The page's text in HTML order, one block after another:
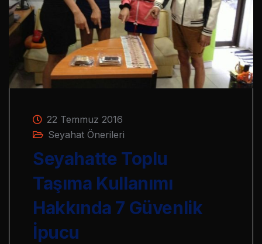
22 Temmuz 2016
Seyahat Önerileri
Seyahatte Toplu
Taşıma Kullanımı
Hakkında 7 Güvenlik
İpucu